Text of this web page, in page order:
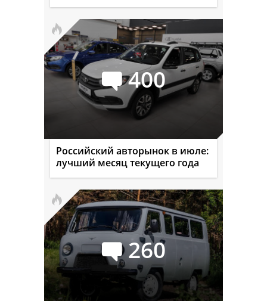
400
Российский авторынок в июле:
лучший месяц текущего года
260